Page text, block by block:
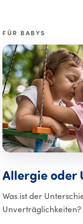
FÜR BABYS
Allergie oder
Was ist der
Unverträglichkeiten?